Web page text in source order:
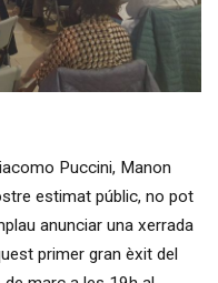
Puccini, Manon
estimat públic, no pot
anunciar una xerrada
primer gran èxit del